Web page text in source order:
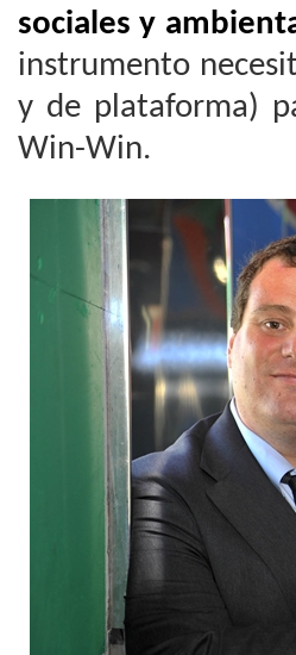
sociales y
instrumento
y de plataforma)
Win-Win.